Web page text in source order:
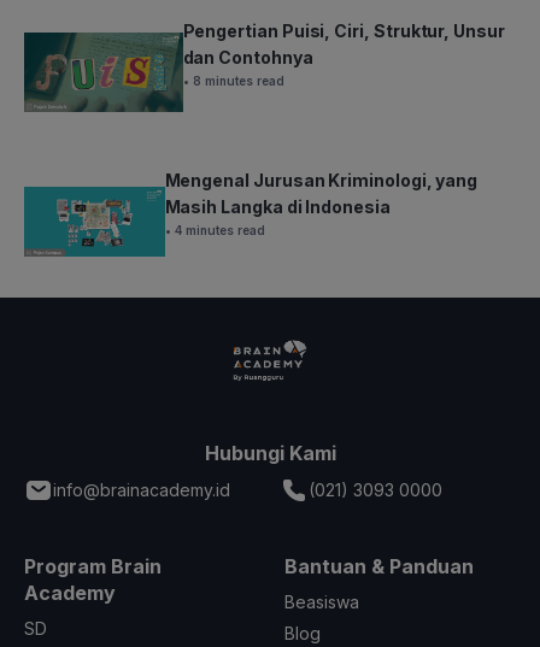
Pengertian Puisi, Ciri, Struktur, Unsur
dan Contohnya
• 8 minutes read
Mengenal Jurusan Kriminologi, yang
Masih Langka di Indonesia
• 4 minutes read
Hubungi Kami
info@brainacademy.id (021) 3093 0000
Program Brain
Academy
SD
Bantuan & Panduan
Beasiswa
Blog